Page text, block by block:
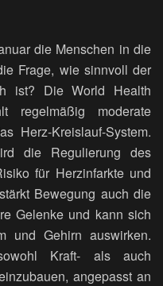
die Menschen in die
Frage, wie sinnvoll der
ist? Die World Health
regelmäßig moderate
Herz-Kreislauf-System.
die Regulierung des
für Herzinfarkte und
Bewegung auch die
Gelenke und kann sich
und Gehirn auswirken.
Kraft- als auch
angepasst an